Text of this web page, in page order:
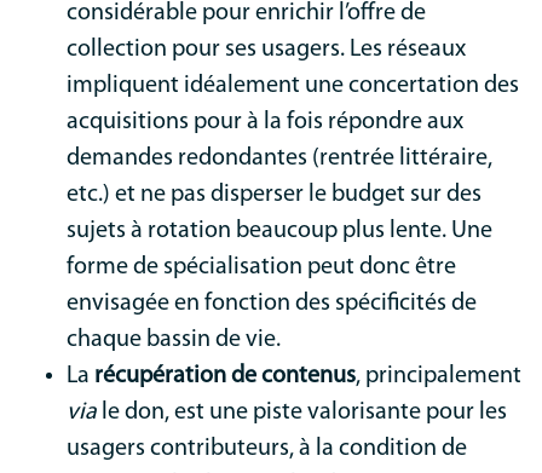
considérable pour enrichir l’offre de
collection pour ses usagers. Les réseaux
impliquent idéalement une concertation des
acquisitions pour à la fois répondre aux
demandes redondantes (rentrée littéraire,
etc.) et ne pas disperser le budget sur des
sujets à rotation beaucoup plus lente. Une
forme de spécialisation peut donc être
envisagée en fonction des spécificités de
chaque bassin de vie.
La récupération de contenus, principalement
via le don, est une piste valorisante pour les
usagers contributeurs, à la condition de